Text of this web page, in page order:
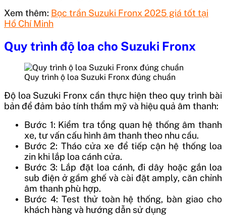
Xem thêm: Bọc trần Suzuki Fronx 2025 giá tốt tại
Hồ Chí Minh
Quy trình độ loa cho Suzuki Fronx
Quy trình ộ loa Suzuki Fronx đúng chuẩn
Độ loa Suzuki Fronx cần thực hiện theo quy trình bài
bản để đảm bảo tính thẩm mỹ và hiệu quả âm thanh:
Bước 1: Kiểm tra tổng quan hệ thống âm thanh
xe, tư vấn cấu hình âm thanh theo nhu cầu.
Bước 2: Tháo cửa xe để tiếp cận hệ thống loa
zin khi lắp loa cánh cửa.
Bước 3: Lắp đặt loa cánh, đi dây hoặc gắn loa
sub điện ở gầm ghế và cài đặt amply, căn chỉnh
âm thanh phù hợp.
Bước 4: Test thử toàn hệ thống, bàn giao cho
khách hàng và hướng dẫn sử dụng